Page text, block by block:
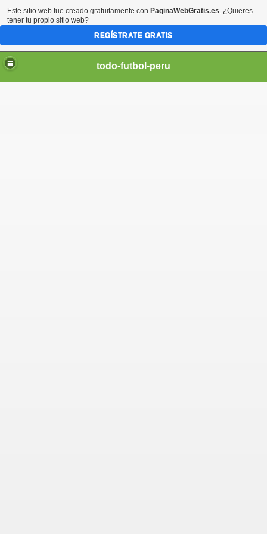
todo-futbol-peru
Este sitio web fue creado gratuitamente con PaginaWebGratis.es. ¿Quieres
tener tu propio sitio web?
REGÍSTRATE GRATIS